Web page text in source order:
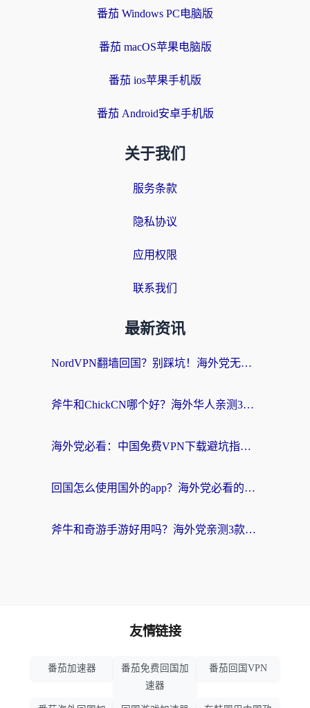
番茄 Windows PC电脑版
番茄 macOS苹果电脑版
番茄 ios苹果手机版
番茄 Android安卓手机版
关于我们
服务条款
隐私协议
应用权限
联系我们
最新资讯
NordVPN翻墙回国？别踩坑！海外党无缝访问国内资源的真实指南
斧牛和ChickCN哪个好？海外华人亲测3款回国加速器+免费试用攻略
海外党必看：中国免费VPN下载避坑指南 + 无缝访问国内资源的终极方案
回国怎么使用国外的app？海外党必看的无缝访问国内资源全攻略
斧牛和奇游手游好用吗？海外党亲测3款回国加速器，选对才能无缝刷国内资源
友情链接
番茄加速器
番茄免费回国加
速器
番茄回国VPN